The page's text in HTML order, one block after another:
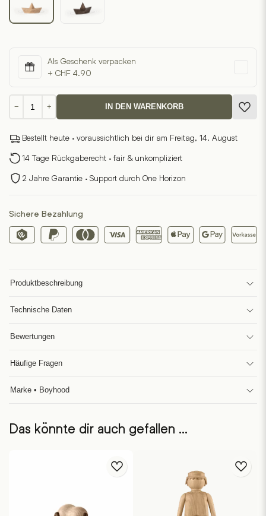
Als Geschenk verpacken
+ CHF 4.90
−
Menge
+ IN DEN WARENKORB
Bestellt heute · voraussichtlich bei dir am Freitag, 14. August
14 Tage Rückgaberecht · fair & unkompliziert
2 Jahre Garantie · Support durch One Horizon
Sichere Bezahlung
Produktbeschreibung
Technische Daten
Bewertungen
Häufige Fragen
Marke • Boyhood
Das könnte dir auch gefallen …